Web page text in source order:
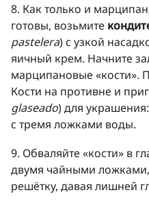
8. Как только и
готовы, возьмите
pastelera) с узкой
яичный крем. Начните
марципановые «кости».
Кости на противне и
glaseado) для
с тремя ложками воды.
9. Обваляйте «кости» в
двумя чайными
решётку, давая лишней